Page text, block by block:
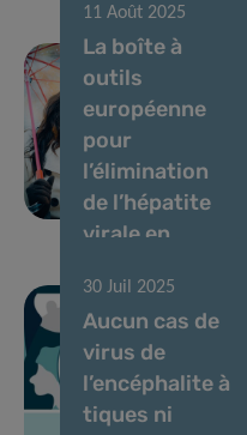
les allergies
avec précision
: comment les
omiques
transforment
la pratique
clinique
11 Août 2025
La boîte à
outils
européenne
pour
l’élimination
de l’hépatite
virale en
Luxembourg
cité comme
meilleur
exemple de
modèles de
30 Juil 2025
Aucun cas de
virus de
l’encéphalite à
tiques ni